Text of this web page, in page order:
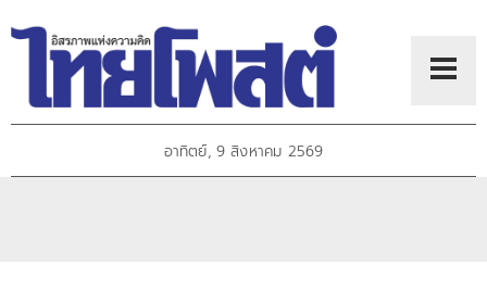
อาทิตย์, 9 สิงหาคม 2569